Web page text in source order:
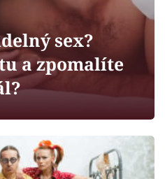
Vary
sex?
a zpomalíte